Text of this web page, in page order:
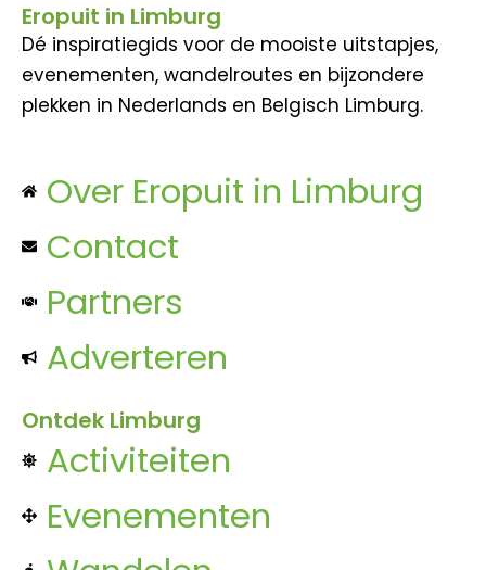
Eropuit in Limburg
Dé inspiratiegids voor de mooiste uitstapjes,
evenementen, wandelroutes en bijzondere
plekken in Nederlands en Belgisch Limburg.
Over Eropuit in Limburg
Contact
Partners
Adverteren
Ontdek Limburg
Activiteiten
Evenementen